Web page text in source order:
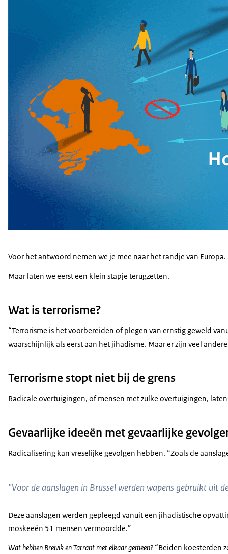
Voor het antwoord nemen we je mee naar het randje van
Maar laten we eerst een klein stapje terugzetten.
Wat is terrorisme?
“Terrorisme is het voorbereiden of plegen van ernstig geweld
waarschijnlijk als eerst aan het jihadisme. Maar er zijn veel
Terrorisme stopt niet bij de grens
Radicale overtuigingen, of mensen met zulke overtuigingen,
Gevaarlijke ideeën met gevaarlijke
Radicalisering kan vreselijke gevolgen hebben. “Zoals de
"Voor de aanslagen in Brussel werden wapens gebruikt uit
Deze aanslagen werden gepleegd vanuit een jihadistische
moskeeën 51 mensen vermoordde.”
Wat hebben Breivik en Tarrant met elkaar gemeen? “Beiden koesterden